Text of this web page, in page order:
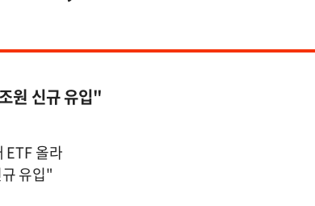
원 신규 유입"
ETF 올라
유입"